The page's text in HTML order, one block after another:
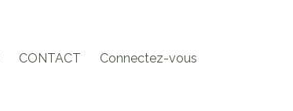
CONTACT Connectez-vous